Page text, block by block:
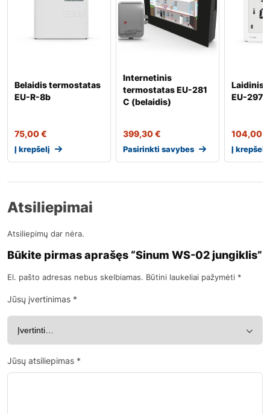
Belaidis termostatas
EU-R-8b
75,00€
Į krepšelį
Internetinis
termostatas EU-281
C (belaidis)
399,30€
Pasirinkti savybes
Laidinis
EU-
104,00
Į krepšelį
Atsiliepimai
Atsiliepimų dar nėra.
Būkite pirmas aprašęs “Sinum WS-02 jungiklis”
El. pašto adresas nebus skelbiamas. Būtini laukeliai pažymėti *
Jūsų įvertinimas *
Jūsų atsiliepimas *